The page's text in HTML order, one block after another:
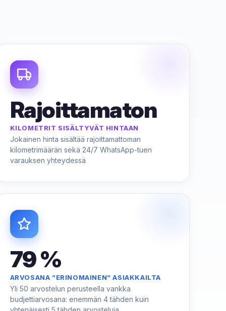
Rajoittamaton
KILOMETRIT SISÄLTYVÄT HINTAAN
Jokainen hinta sisältää rajoittamattoman
kilometrimäärän sekä 24/7 WhatsApp-tuen
varauksen yhteydessä
79 %
ARVOSANA ”ERINOMAINEN” ASIAKKAILTA
Yli 50 arvostelun perusteella vankka
budjettiarvosana: enemmän 4 tähden kuin